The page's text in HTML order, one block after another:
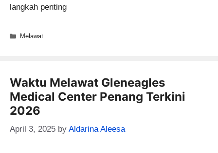
langkah penting
Categories
Melawat
Waktu Melawat Gleneagles
Medical Center Penang Terkini
2026
April 3, 2025 by Aldarina Aleesa